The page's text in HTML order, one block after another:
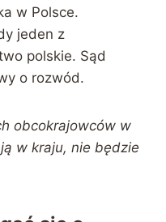
w Polsce.
jeden z
polskie. Sąd
o rozwód.
obcokrajowców w
w kraju, nie będzie